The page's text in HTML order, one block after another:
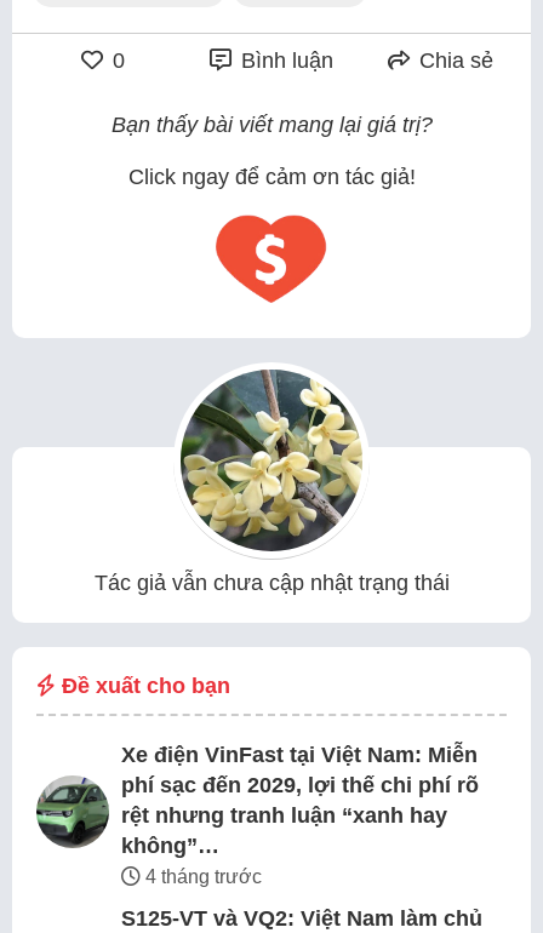
0 Bình luận Chia sẻ
Bạn thấy bài viết mang lại giá trị?
Click ngay để cảm ơn tác giả!
Tác giả vẫn chưa cập nhật trạng thái
Đề xuất cho bạn
Xe điện VinFast tại Việt Nam: Miễn
phí sạc đến 2029, lợi thế chi phí rõ
rệt nhưng tranh luận “xanh hay
không”…
4 tháng trước
S125-VT và VQ2: Việt Nam làm chủ